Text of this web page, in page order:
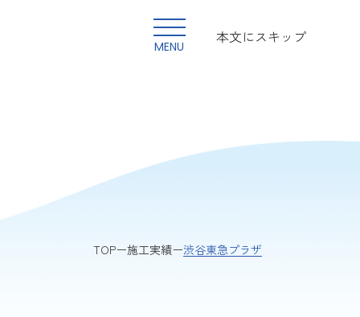
MENU
本文にスキップ
TOP 施工実績 渋谷東急プラザ